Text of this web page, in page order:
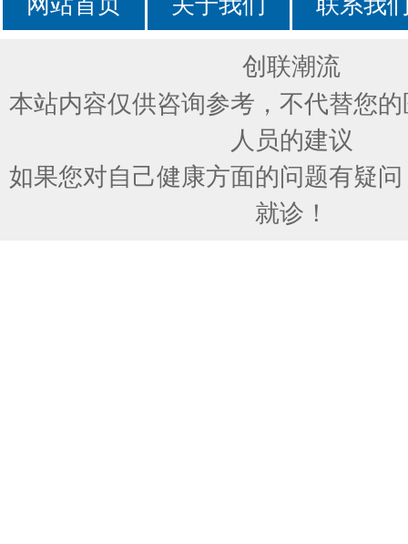
创联潮流
本站内容仅供咨询参考，不代替您
人员的建议
如果您对自己健康方面的问题有疑
就诊！